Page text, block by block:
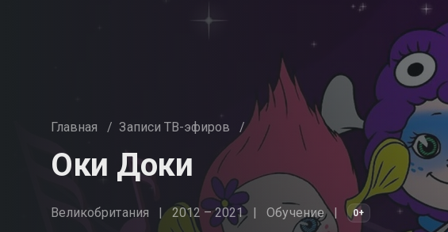
Главная / Записи ТВ-эфиров /
Оки Доки
Великобритания 2012 – 2021 Обучение 0+